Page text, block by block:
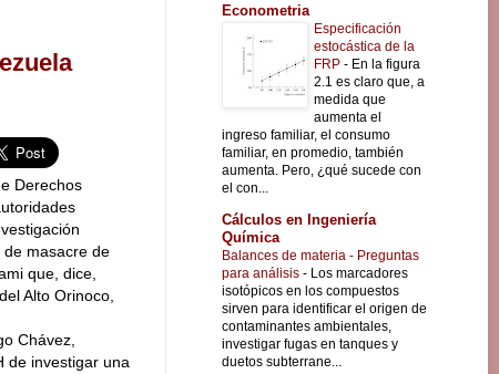
Derechos
masacre de
que, dice,
Alto Orinoco,
Chávez,
de investigar una
Econometria
Especificación
estocástica de la
FRP - En la figura
2.1 es claro que, a
medida que
aumenta el
ingreso familiar, el consumo
familiar, en promedio, también
aumenta. Pero, ¿qué sucede con
el con...
Cálculos en Ingeniería
Química
Balances de materia - Preguntas
para análisis - Los marcadores
isotópicos en los compuestos
sirven para identificar el origen de
contaminantes ambientales,
investigar fugas en tanques y
duetos subterrane...